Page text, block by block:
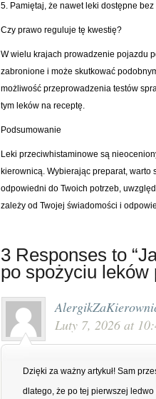
5. Pamiętaj, że nawet leki dostępne
Czy prawo reguluje tę kwestię?
W wielu krajach prowadzenie pojazdu
zabronione i może skutkować
możliwość przeprowadzenia testów
tym leków na receptę.
Podsumowanie
Leki przeciwhistaminowe są
kierownicą. Wybierając preparat, warto
odpowiedni do Twoich potrzeb,
zależy od Twojej świadomości i
3 Responses to
po spożyciu leków
Luty 7, 2026 at
Dzięki za ważny artykuł! Sam
dlatego, że po tej pierwszej ledwo